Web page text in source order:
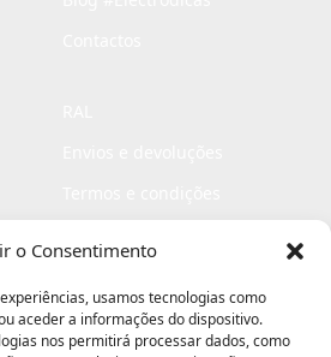
o Consentimento
usamos tecnologias como
aceder a informações do dispositivo.
nos permitirá processar dados, como
Livro de elogios